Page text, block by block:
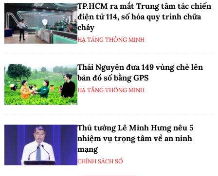
TP.HCM ra mắt Trung tâm tác chiến
điện tử 114, số hóa quy trình chữa
cháy
HẠ TẦNG THÔNG MINH
Thái Nguyên đưa 149 vùng chè lên
bản đồ số bằng GPS
HẠ TẦNG THÔNG MINH
Thủ tướng Lê Minh Hưng nêu 5
nhiệm vụ trọng tâm về an ninh
mạng
CHÍNH SÁCH SỐ